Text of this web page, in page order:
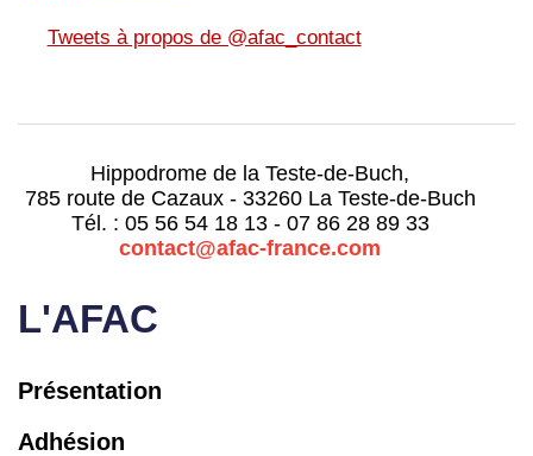
Tweets à propos de @afac_contact
L'AFAC
Présentation
Adhésion
Hippodrome de la Teste-de-Buch,
785 route de Cazaux - 33260 La Teste-de-Buch
Tél. : 05 56 54 18 13 - 07 86 28 89 33
contact@afac-france.com